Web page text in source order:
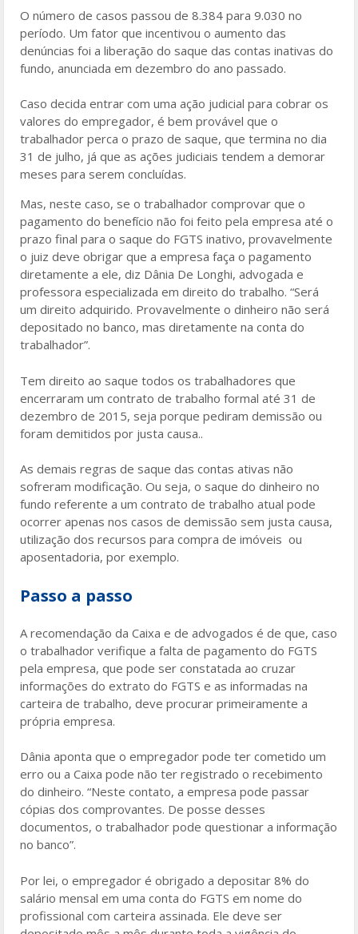
O número de casos passou de 8.384 para 9.030 no
período. Um fator que incentivou o aumento das
denúncias foi a liberação do saque das contas inativas do
fundo, anunciada em dezembro do ano passado.
Caso decida entrar com uma ação judicial para cobrar os
valores do empregador, é bem provável que o
trabalhador perca o prazo de saque, que termina no dia
31 de julho, já que as ações judiciais tendem a demorar
meses para serem concluídas.
Mas, neste caso, se o trabalhador comprovar que o
pagamento do benefício não foi feito pela empresa até o
prazo final para o saque do FGTS inativo, provavelmente
o juiz deve obrigar que a empresa faça o pagamento
diretamente a ele, diz Dânia De Longhi, advogada e
professora especializada em direito do trabalho. “Será
um direito adquirido. Provavelmente o dinheiro não será
depositado no banco, mas diretamente na conta do
trabalhador”.
Tem direito ao saque todos os trabalhadores que
encerraram um contrato de trabalho formal até 31 de
dezembro de 2015, seja porque pediram demissão ou
foram demitidos por justa causa..
As demais regras de saque das contas ativas não
sofreram modificação. Ou seja, o saque do dinheiro no
fundo referente a um contrato de trabalho atual pode
ocorrer apenas nos casos de demissão sem justa causa,
utilização dos recursos para compra de imóveis ou
aposentadoria, por exemplo.
Passo a passo
A recomendação da Caixa e de advogados é de que, caso
o trabalhador verifique a falta de pagamento do FGTS
pela empresa, que pode ser constatada ao cruzar
informações do extrato do FGTS e as informadas na
carteira de trabalho, deve procurar primeiramente a
própria empresa.
Dânia aponta que o empregador pode ter cometido um
erro ou a Caixa pode não ter registrado o recebimento
do dinheiro. “Neste contato, a empresa pode passar
cópias dos comprovantes. De posse desses
documentos, o trabalhador pode questionar a informação
no banco”.
Por lei, o empregador é obrigado a depositar 8% do
salário mensal em uma conta do FGTS em nome do
profissional com carteira assinada. Ele deve ser